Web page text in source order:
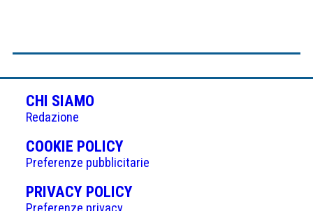
CHI SIAMO
Redazione
COOKIE POLICY(APRE
IN
UNA
NUOVA
Preferenze pubblicitarie
PRIVACY POLICY(APRE
Preferenze privacy